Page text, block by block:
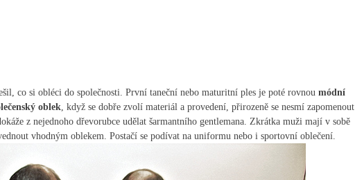
co si obléci do společnosti. První taneční nebo maturitní ples je poté rovnou módní
oblek , když se dobře zvolí materiál a provedení, přirozeně se nesmí zapomenout
z nejednoho dřevorubce udělat šarmantního gentlemana. Zkrátka muži mají v sobě
vhodným oblekem. Postačí se podívat na uniformu nebo i sportovní oblečení.